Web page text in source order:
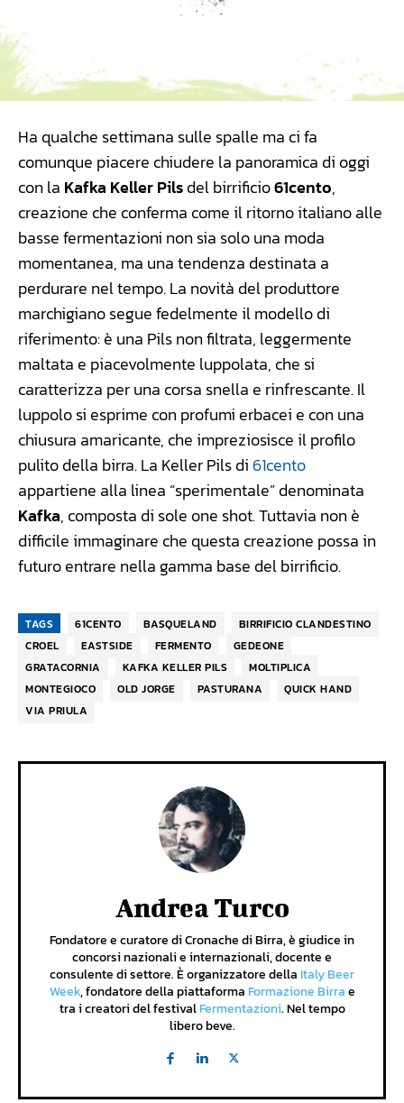
Ha qualche settimana sulle spalle ma ci fa
comunque piacere chiudere la panoramica di oggi
con la Kafka Keller Pilsdel birrificio61cento,
creazione che conferma come il ritorno italiano alle
basse fermentazioni non sia solo una moda
momentanea, ma una tendenza destinata a
perdurare nel tempo. La novità del produttore
marchigiano segue fedelmente il modello di
riferimento: è una Pils non filtrata, leggermente
maltata e piacevolmente luppolata, che si
caratterizza per una corsa snella e rinfrescante. Il
luppolo si esprime con profumi erbacei e con una
chiusura amaricante, che impreziosisce il profilo
pulito della birra. La Keller Pils di61cento
appartiene alla linea “sperimentale” denominata
Kafka, composta di sole one shot. Tuttavia non è
difficile immaginare che questa creazione possa in
futuro entrare nella gamma base del birrificio.
TAGS 61CENTO BASQUELAND
BIRRIFICIO CLANDESTINO
CROEL
EASTSIDE FERMENTO
GEDEONE
GRATACORNIA
KAFKA KELLER PILS
MOLTIPLICA
MONTEGIOCO
OLD JORGE PASTURANA
QUICK HAND
VIA PRIULA
Andrea Turco
Fondatore e curatore di Cronache di Birra, è giudice in
concorsi nazionali e internazionali, docente e
consulente di settore. È organizzatore della Italy Beer
Week, fondatore della piattaforma Formazione Birrae
tra i creatori del festivalFermentazioni. Nel tempo
libero beve.